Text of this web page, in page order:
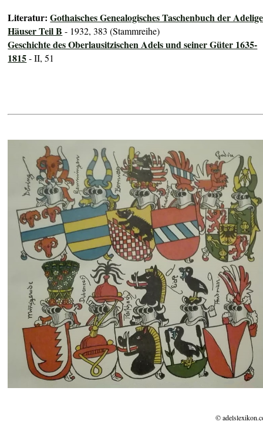
Literatur:Gothaisches Genealogisches Taschenbuch der
Häuser Teil B - 1932, 383 (Stammreihe)
Geschichte des Oberlausitzischen Adels und seiner Güter 1635-
1815- II, 51
©